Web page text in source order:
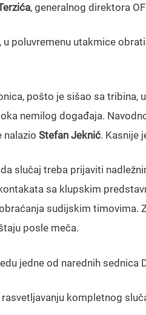
, generalnog direktora
poluvremenu utakmice
pošto je sišao sa
nemilog događaja.
nalazio Stefan Jeknić. Kasnije
slučaj treba prijaviti
sa klupskim
sudijskim timovima.
posle meča.
jedne od narednih sednica
kompletnog